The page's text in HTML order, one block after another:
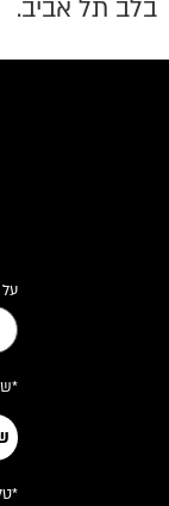
בלב תל אביב.